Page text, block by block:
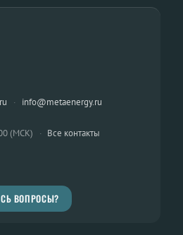
· info@metaenergy.ru
(МСК) · Все контакты
ВОПРОСЫ?